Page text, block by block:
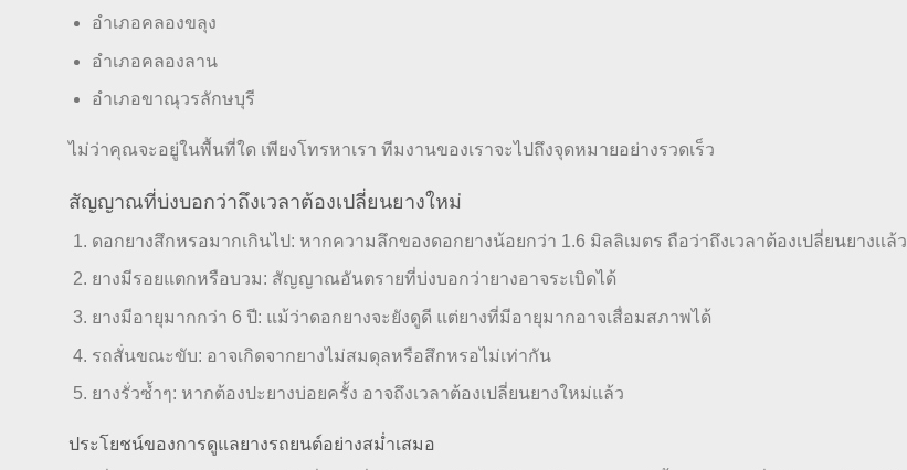
อำเภอคลองขลุง
อำเภอคลองลาน
อำเภอขาณุวรลักษบุรี
ไม่ว่าคุณจะอยู่ในพื้นที่ใด เพียงโทรหาเรา ทีมงานของเราจะไปถึงจุดหมายอย่างรวดเร็ว
สัญญาณที่บ่งบอกว่าถึงเวลาต้องเปลี่ยนยางใหม่
ดอกยางสึกหรอมากเกินไป: หากความลึกของดอกยางน้อยกว่า 1.6 มิลลิเมตร ถือว่าถึงเวลาต้องเปลี่ยนยางแล้ว
ยางมีรอยแตกหรือบวม: สัญญาณอันตรายที่บ่งบอกว่ายางอาจระเบิดได้
ยางมีอายุมากกว่า 6 ปี: แม้ว่าดอกยางจะยังดูดี แต่ยางที่มีอายุมากอาจเสื่อมสภาพได้
รถสั่นขณะขับ: อาจเกิดจากยางไม่สมดุลหรือสึกหรอไม่เท่ากัน
ยางรั่วซ้ำๆ: หากต้องปะยางบ่อยครั้ง อาจถึงเวลาต้องเปลี่ยนยางใหม่แล้ว
ประโยชน์ของการดูแลยางรถยนต์อย่างสม่ำเสมอ